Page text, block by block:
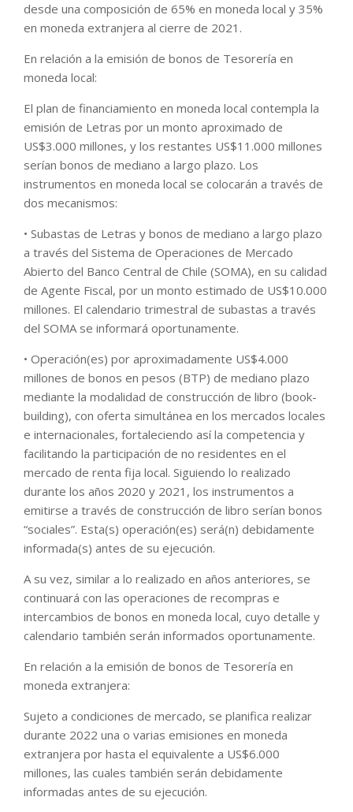
desde una composición de 65% en moneda local y 35%
en moneda extranjera al cierre de 2021.
En relación a la emisión de bonos de Tesorería en
moneda local:
El plan de financiamiento en moneda local contempla la
emisión de Letras por un monto aproximado de
US$3.000 millones, y los restantes US$11.000 millones
serían bonos de mediano a largo plazo. Los
instrumentos en moneda local se colocarán a través de
dos mecanismos:
• Subastas de Letras y bonos de mediano a largo plazo
a través del Sistema de Operaciones de Mercado
Abierto del Banco Central de Chile (SOMA), en su calidad
de Agente Fiscal, por un monto estimado de US$10.000
millones. El calendario trimestral de subastas a través
del SOMA se informará oportunamente.
• Operación(es) por aproximadamente US$4.000
millones de bonos en pesos (BTP) de mediano plazo
mediante la modalidad de construcción de libro (book-
building), con oferta simultánea en los mercados locales
e internacionales, fortaleciendo así la competencia y
facilitando la participación de no residentes en el
mercado de renta fija local. Siguiendo lo realizado
durante los años 2020 y 2021, los instrumentos a
emitirse a través de construcción de libro serían bonos
“sociales”. Esta(s) operación(es) será(n) debidamente
informada(s) antes de su ejecución.
A su vez, similar a lo realizado en años anteriores, se
continuará con las operaciones de recompras e
intercambios de bonos en moneda local, cuyo detalle y
calendario también serán informados oportunamente.
En relación a la emisión de bonos de Tesorería en
moneda extranjera:
Sujeto a condiciones de mercado, se planifica realizar
durante 2022 una o varias emisiones en moneda
extranjera por hasta el equivalente a US$6.000
millones, las cuales también serán debidamente
informadas antes de su ejecución.